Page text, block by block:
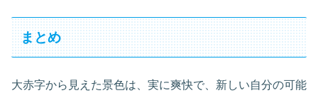
まとめ
大赤字から見えた景色は、実に爽快で、新しい自分の可能